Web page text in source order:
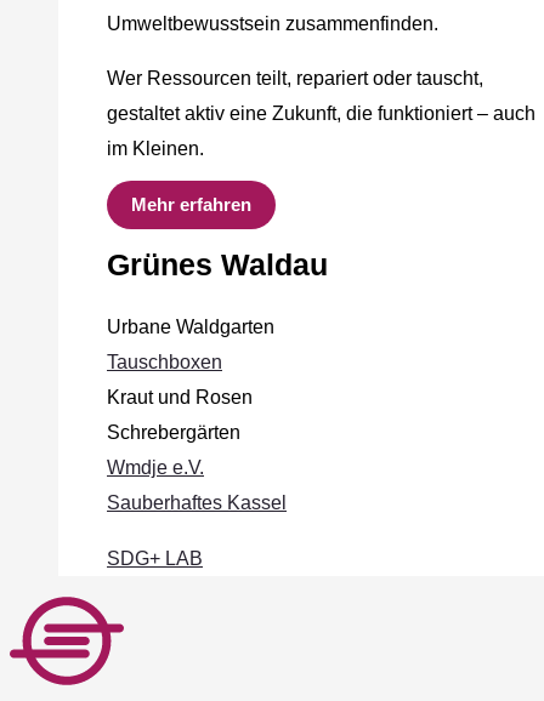
Umweltbewusstsein zusammenfinden.
Wer Ressourcen teilt, repariert oder tauscht,
gestaltet aktiv eine Zukunft, die funktioniert – auch
im Kleinen.
Mehr erfahren
Grünes Waldau
Urbane Waldgarten
Tauschboxen
Kraut und Rosen
Schrebergärten
Wmdje e.V.
Sauberhaftes Kassel
SDG+ LAB